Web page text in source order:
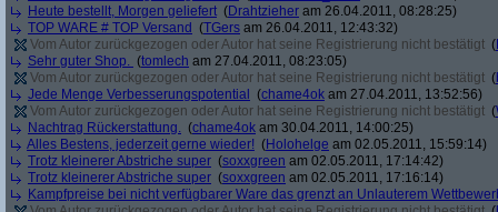
Heute bestellt, Morgen geliefert (Drahtzieher am 26.04.2011, 08:28:25)
TOP WARE # TOP Versand (TGers am 26.04.2011, 12:43:32)
Vom Autor zurückgezogen oder Autor hat seine Registrierung nicht bestätigt (
Sehr guter Shop. (tomlech am 27.04.2011, 08:23:05)
Vom Autor zurückgezogen oder Autor hat seine Registrierung nicht bestätigt (
Jede Menge Verbesserungspotential
(chame4ok am 27.04.2011, 13:52:56)
Vom Autor zurückgezogen oder Autor hat seine Registrierung nicht bestätigt (
Nachtrag Rückerstattung. (chame4ok am 30.04.2011, 14:00:25)
Alles Bestens, jederzeit gerne wieder! (Holohelge am 02.05.2011, 15:59:14)
Trotz kleinerer Abstriche super (soxxgreen am 02.05.2011, 17:14:42)
Trotz kleinerer Abstriche super (soxxgreen am 02.05.2011, 17:16:14)
Kampfpreise bei nicht verfügbarer Ware das grenzt an Unlauterem